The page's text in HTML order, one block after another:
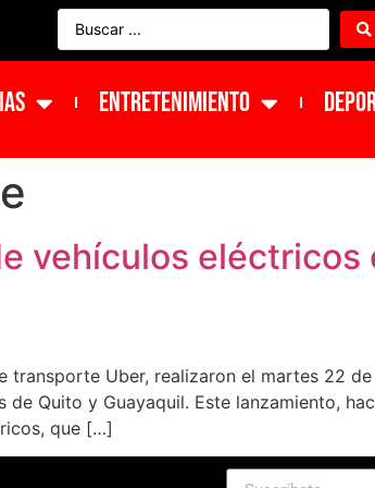
ENTRETENIMIENTO
vehículos eléctricos
Uber, realizaron el martes 22
Quito y Guayaquil. Este lanzamiento,
que […]